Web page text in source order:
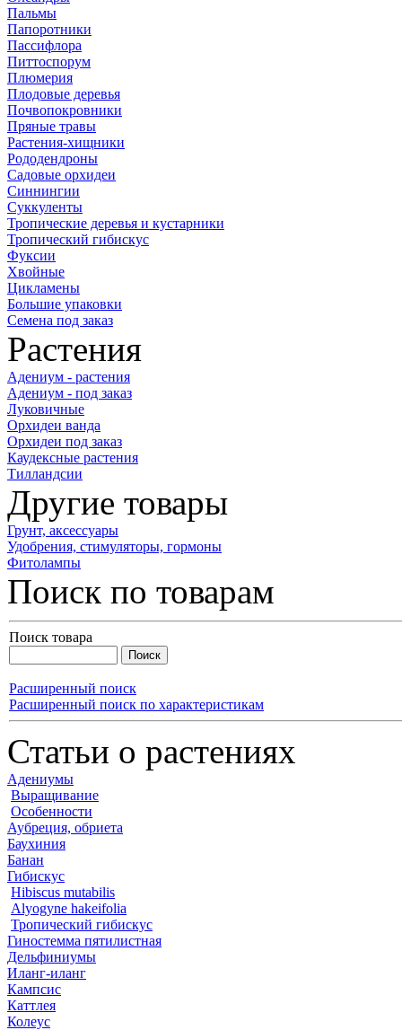
Пальмы
Папоротники
Пассифлора
Питтоспорум
Плюмерия
Плодовые деревья
Почвопокровники
Пряные травы
Растения-хищники
Рододендроны
Садовые орхидеи
Синнингии
Суккуленты
Тропические деревья и кустарники
Тропический гибискус
Фуксии
Хвойные
Цикламены
Большие упаковки
Семена под заказ
Растения
Адениум - растения
Адениум - под заказ
Луковичные
Орхидеи ванда
Орхидеи под заказ
Каудексные растения
Тилландсии
Другие товары
Грунт, аксессуары
Удобрения, стимуляторы, гормоны
Фитолампы
Поиск по товарам
Поиск товара
Расширенный поиск
Расширенный поиск по характеристикам
Статьи о растениях
Адениумы
Выращивание
Особенности
Аубреция, обриета
Баухиния
Банан
Гибискус
Hibiscus mutabilis
Alyogyne hakeifolia
Тропический гибискус
Гиностемма пятилистная
Дельфиниумы
Иланг-иланг
Кампсис
Каттлея
Колеус